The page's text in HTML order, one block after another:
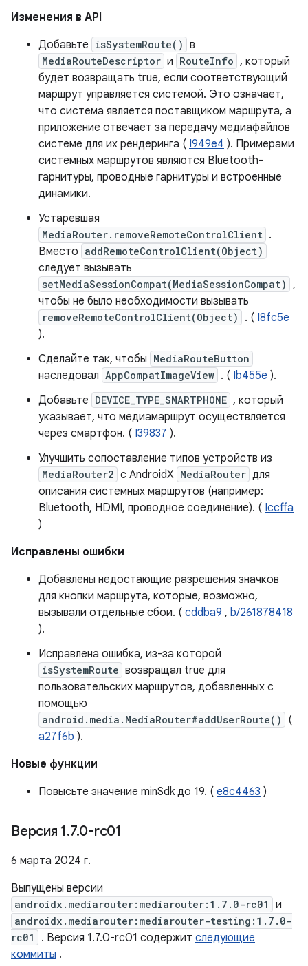
Изменения в API
Добавьте isSystemRoute() в
MediaRouteDescriptor и RouteInfo , который
будет возвращать true, если соответствующий
маршрут управляется системой. Это означает,
что система является поставщиком маршрута, а
приложение отвечает за передачу медиафайлов
системе для их рендеринга ( I949e4 ). Примерами
системных маршрутов являются Bluetooth-
гарнитуры, проводные гарнитуры и встроенные
динамики.
Устаревшая
MediaRouter.removeRemoteControlClient .
Вместо addRemoteControlClient(Object)
следует вызывать
setMediaSessionCompat(MediaSessionCompat) ,
чтобы не было необходимости вызывать
removeRemoteControlClient(Object) . ( I8fc5e
).
Сделайте так, чтобы MediaRouteButton
наследовал AppCompatImageView . ( Ib455e ).
Добавьте DEVICE_TYPE_SMARTPHONE , который
указывает, что медиамаршрут осуществляется
через смартфон. ( I39837 ).
Улучшить сопоставление типов устройств из
MediaRouter2 с AndroidX MediaRouter для
описания системных маршрутов (например:
Bluetooth, HDMI, проводное соединение). ( Iccffa
)
Исправлены ошибки
Добавлены недостающие разрешения значков
для кнопки маршрута, которые, возможно,
вызывали отдельные сбои. ( cddba9 , b/261878418
).
Исправлена ​​ошибка, из-за которой
isSystemRoute возвращал true для
пользовательских маршрутов, добавленных с
помощью
android.media.MediaRouter#addUserRoute()
(
a27f6b ).
Новые функции
Повысьте значение minSdk до 19. ( e8c4463 )
Версия 1.7.0-rc01
6 марта 2024 г.
Выпущены версии
androidx.mediarouter:mediarouter:1.7.0-rc01 и
androidx.mediarouter:mediarouter-testing:1.7.0-
rc01
. Версия 1.7.0-rc01 содержит следующие
коммиты .